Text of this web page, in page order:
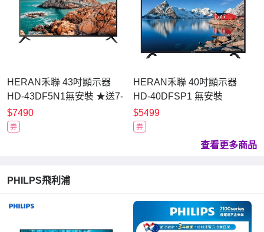
HERAN禾聯 43吋顯示器
HD-43DF5N1無安裝 ★送7-
11商品卡1000元
$7490
券
HERAN禾聯 40吋顯示器
HD-40DFSP1 無安裝
$5499
券
查看更多商品
PHILPS飛利浦